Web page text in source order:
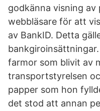
godkänna visning
webbläsare för att
av BankID. Detta
farmor som blivit av
transportstyrelsen
papper som hon
det stod att annan